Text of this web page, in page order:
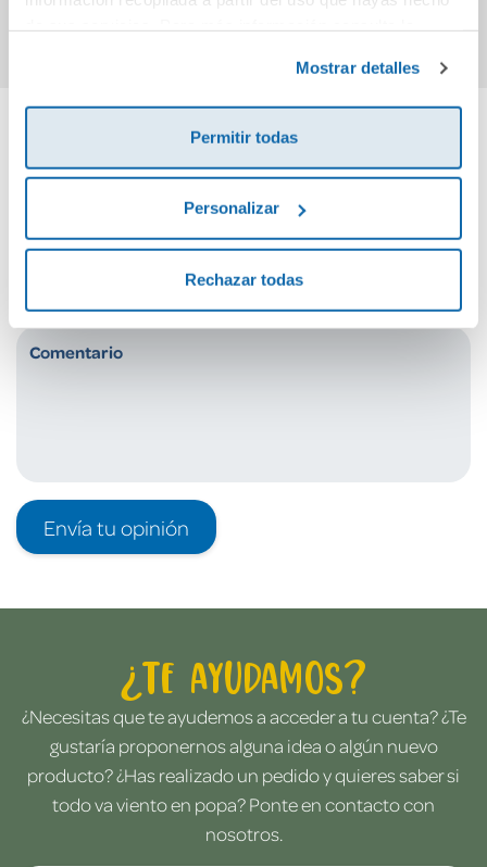
Mostrar detalles
Permitir todas
Personalizar
Rechazar todas
Cuéntanos tu opinión
¡Sé el primero en valorar este producto!
Envía tu opinión
¿Te ayudamos?
¿Necesitas que te ayudemos a acceder a tu cuenta? ¿Te
gustaría proponernos alguna idea o algún nuevo
producto? ¿Has realizado un pedido y quieres saber si
todo va viento en popa? Ponte en contacto con
nosotros.